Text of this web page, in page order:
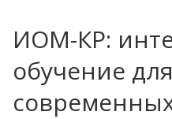
ИОМ-КР:
обучение для